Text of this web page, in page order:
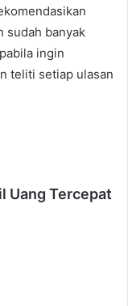
sudah banyak
ingin
teliti setiap ulasan
Uang Tercepat